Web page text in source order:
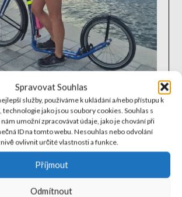
Spravovat Souhlas
služby, používáme k ukládání a/nebo přístupu k
jako jsou soubory cookies. Souhlas s
umožní zpracovávat údaje, jako je chování při
ID na tomto webu. Nesouhlas nebo odvolání
ovlivnit určité vlastnosti a funkce.
Příjmout
Odmítnout